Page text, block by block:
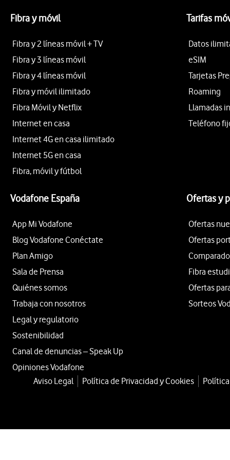
Fibra y móvil
Fibra y 2 líneas móvil + TV
Fibra y 3 líneas móvil
Fibra y 4 líneas móvil
Fibra y móvil ilimitado
Fibra Móvil y Netflix
Internet en casa
Internet 4G en casa ilimitado
Internet 5G en casa
Fibra, móvil y fútbol
Tarifas
Datos
eSIM
Tarjetas
Roaming
Llamadas
Teléfono
Vodafone España
App Mi Vodafone
Blog Vodafone Conéctate
Plan Amigo
Sala de Prensa
Quiénes somos
Trabaja con nosotros
Legal y regulatorio
Sostenibilidad
Canal de denuncias – Speak Up
Opiniones Vodafone
Ofertas y
Ofertas
Ofertas
Fibra
Ofertas
Sorteos
Aviso Legal Política de Privacidad y Cookies